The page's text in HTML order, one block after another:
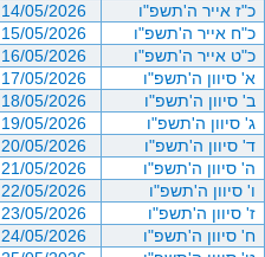
כ"ז אייר ה'תשפ"ו
14/05/2026
כ"ח אייר ה'תשפ"ו
15/05/2026
כ"ט אייר ה'תשפ"ו
16/05/2026
א' סיוון ה'תשפ"ו
17/05/2026
ב' סיוון ה'תשפ"ו
18/05/2026
ג' סיוון ה'תשפ"ו
19/05/2026
ד' סיוון ה'תשפ"ו
20/05/2026
ה' סיוון ה'תשפ"ו
21/05/2026
ו' סיוון ה'תשפ"ו
22/05/2026
ז' סיוון ה'תשפ"ו
23/05/2026
ח' סיוון ה'תשפ"ו
24/05/2026